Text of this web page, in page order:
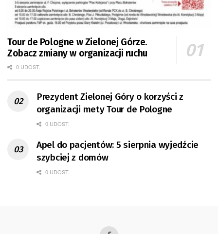
Tour de Pologne w Zielonej Górze.
Zobacz zmiany w organizacji ruchu
0 UDOST.
Prezydent Zielonej Góry o korzyści z
organizacji mety Tour de Pologne
0 UDOST.
Apel do pacjentów: 5 sierpnia wyjedźcie
szybciej z domów
0 UDOST.